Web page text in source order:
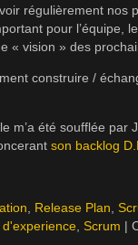
régulièrement nos
pour l’équipe,
« vision » des
construire /
m’a été soufflée
son backlog
Release Plan
d'experience Scrum |